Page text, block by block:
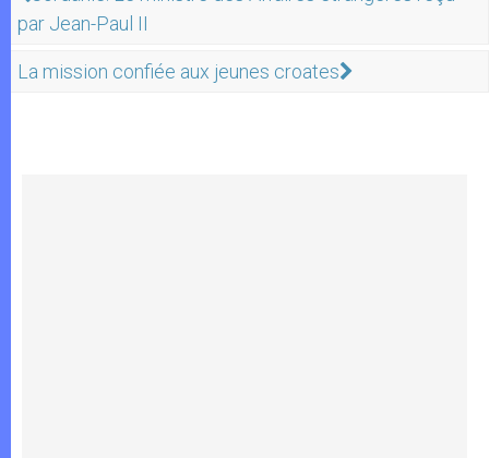
par Jean-Paul II
La mission confiée aux jeunes croates